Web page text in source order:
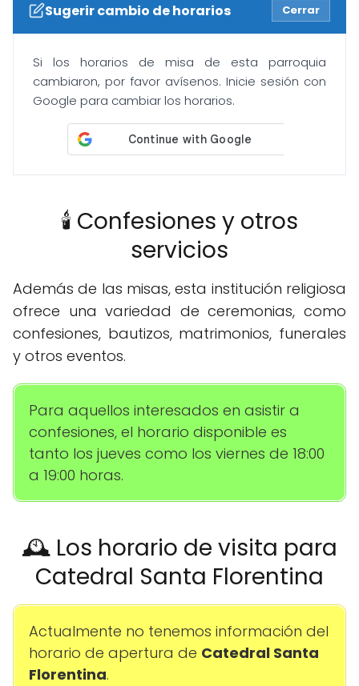
Sugerir cambio de horarios Cerrar
Si los horarios de misa de esta parroquia
cambiaron, por favor avísenos. Inicie sesión con
Google para cambiar los horarios.
🕯️ Confesiones y otros
servicios
Además de las misas, esta institución religiosa
ofrece una variedad de ceremonias, como
confesiones, bautizos, matrimonios, funerales
y otros eventos.
Para aquellos interesados en asistir a
confesiones, el horario disponible es
tanto los jueves como los viernes de 18:00
a 19:00 horas.
🕰️ Los horario de visita para
Catedral Santa Florentina
Actualmente no tenemos información del
horario de apertura de Catedral Santa
Florentina.